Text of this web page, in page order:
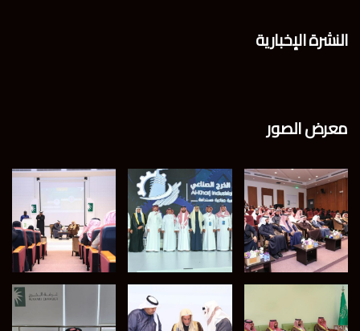
النشرة الإخبارية
معرض الصور